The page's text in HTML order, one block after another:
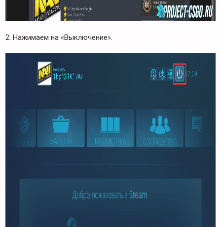
2. Нажимаем на «Выключение».